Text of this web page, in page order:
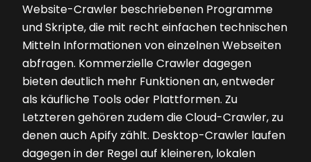
Website-Crawler beschriebenen Programme
und Skripte, die mit recht einfachen technischen
Mitteln Informationen von einzelnen Webseiten
abfragen. Kommerzielle Crawler dagegen
bieten deutlich mehr Funktionen an, entweder
als käufliche Tools oder Plattformen. Zu
Letzteren gehören zudem die Cloud-Crawler, zu
denen auch Apify zählt. Desktop-Crawler laufen
dagegen in der Regel auf kleineren, lokalen